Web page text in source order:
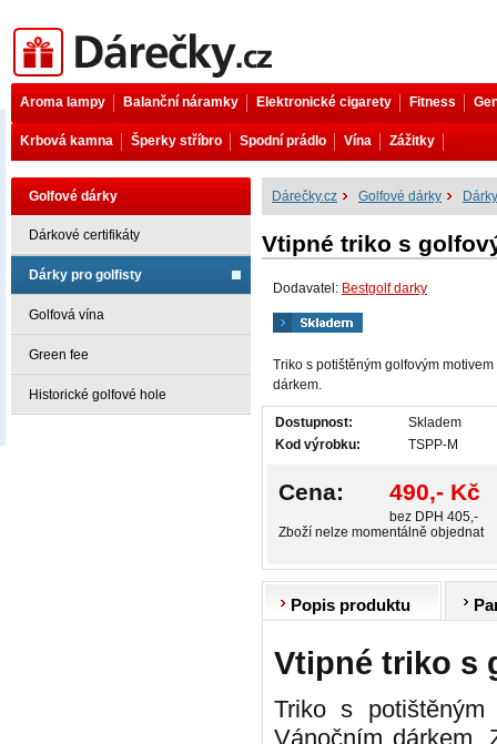
Dárečky.cz
Aroma lampy Balanční náramky Elektronické cigarety Fitness
Krbová kamna Šperky stříbro Spodní prádlo Vína Zážitky
Golfové dárky
Dárkové certifikáty
Dárky pro golfisty
Golfová vína
Green fee
Historické golfové hole
Dárečky.cz Golfové dárky
Vtipné triko s
Dodavatel: Bestgolf darky
Triko s potištěným golfovým
dárkem.
Dostupnost:
Skladem
Kod výrobku:
TSPP-M
Cena: 490,- Kč
bez DPH 405,-
Zboží nelze momentálně objednat
Popis produktu
Vtipné triko s
Triko s
Vánočním dárkem.